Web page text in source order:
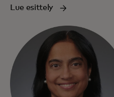
Lue esittely